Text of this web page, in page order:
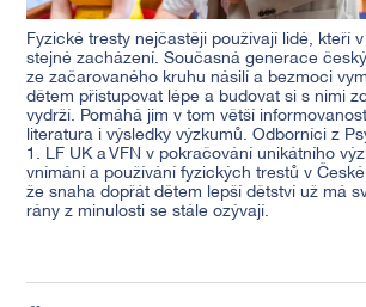
Fyzické tresty nejčastěji používají lidé, kteří
stejné zacházení. Současná generace
ze začarovaného kruhu násilí a bezmoci
dětem přistupovat lépe a budovat si s nimi
vydrží. Pomáhá jim v tom větší
literatura i výsledky výzkumů. Odborníci z
1. LF UK a VFN v pokračování unikátního
vnímání a používání fyzických trestů v
že snaha dopřát dětem lepší dětství už má
rány z minulosti se stále ozývají.